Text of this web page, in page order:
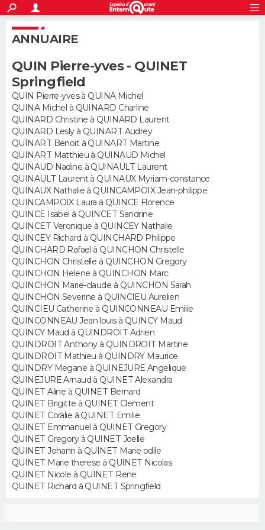
ACTUALITÉS
Politique
Société
Faits Divers
Education
Monde
Villes
+
SPORT
Coupe du monde 2026
Football
Tennis
Cyclisme
Rugby
Forum
CULTURE
Programme TV
TNTStreaming
Cinéma
Sorties cinéma
Musique
+
FINANCE
Retraite
Impôts
Epargne
Immobilier
Risques naturels par ville
Banque
Assurance
Crédit
AUTO
Essais
Réserver un essai
Citadines
Berlines
SUV
Forum auto
HIGH-TECH
Mobiles
Meilleur smartphone
Internet
Ordinateurs
Jeux vidéo
Guide high-tech
+
BRICOLAGE
Forum
Aménagement intérieur
Extérieur
Cuisine
Salle de bains
Jardinage
Rangement
WEEK-END
Guides de France
Escapades
Patrimoine
Expositions
Musées
Week-end nature
LIFESTYLE
Art de vivre
Bien-être
Loisirs
Mode
Modes de vie
SANTE
Alimentation
Guide de la santé
Maladies
Médicaments
Sommeil
VOYAGE
Destinations
City break
Voyage nature
Voyage de noces
Forum
Climat
+
PHOTO
GUIDES D'ACHAT
BONS PLANS
CARTE DE VOEUX
Carte de Noël
Carte Bonne année
Carte Saint-Valentin
Carte Pâques
Carte d'anniversaire
DICTIONNAIRE
Dictionnaire
Biographies
Citations
Expressions
Proverbes
PROGRAMME TV
COPAINS D'AVANT
S'inscrire
Connexion
ANNUAIRE
QUIN Pierre-yves - QUINET
Springfield
QUIN Pierre-yves à QUINA Michel
QUINA Michel à QUINARD Charline
QUINARD Christine à QUINARD Laurent
QUINARD Lesly à QUINART Audrey
QUINART Benoit à QUINART Martine
QUINART Matthieu à QUINAUD Michel
QUINAUD Nadine à QUINAULT Laurent
QUINAULT Laurent à QUINAUX Myriam-constance
QUINAUX Nathalie à QUINCAMPOIX Jean-philippe
QUINCAMPOIX Laura à QUINCE Florence
QUINCE Isabel à QUINCET Sandrine
QUINCET Veronique à QUINCEY Nathalie
QUINCEY Richard à QUINCHARD Philippe
QUINCHARD Rafael à QUINCHON Christelle
QUINCHON Christelle à QUINCHON Gregory
QUINCHON Helene à QUINCHON Marc
QUINCHON Marie-claude à QUINCHON Sarah
QUINCHON Severine à QUINCIEU Aurelien
QUINCIEU Catherine à QUINCONNEAU Emilie
QUINCONNEAU Jean louis à QUINCY Maud
QUINCY Maud à QUINDROIT Adrien
QUINDROIT Anthony à QUINDROIT Martine
QUINDROIT Mathieu à QUINDRY Maurice
QUINDRY Megane à QUINEJURE Angelique
QUINEJURE Arnaud à QUINET Alexandra
QUINET Aline à QUINET Bernard
QUINET Brigitte à QUINET Clement
QUINET Coralie à QUINET Emilie
QUINET Emmanuel à QUINET Gregory
QUINET Gregory à QUINET Joelle
QUINET Johann à QUINET Marie odile
QUINET Marie therese à QUINET Nicolas
QUINET Nicole à QUINET Rene
QUINET Richard à QUINET Springfield